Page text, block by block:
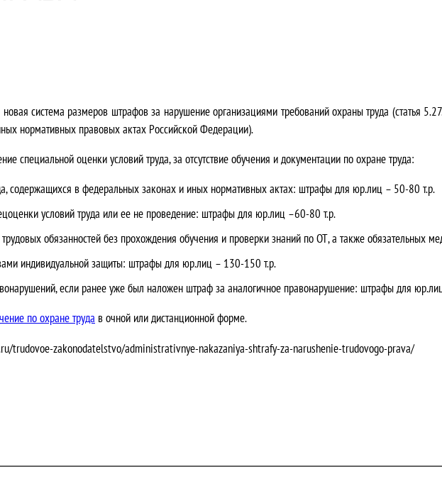
система размеров штрафов за нарушение организациями требований охраны труда (статья
нормативных правовых актах Российской Федерации).
специальной оценки условий труда, за отсутствие обучения и документации по охране труда:
содержащихся в федеральных законах и иных нормативных актах: штрафы для юр.лиц – 50-80 т.р.
условий труда или ее не проведение: штрафы для юр.лиц –60-80 т.р.
обязанностей без прохождения обучения и проверки знаний по ОТ, а также обязательных
индивидуальной защиты: штрафы для юр.лиц – 130-150 т.р.
если ранее уже был наложен штраф за аналогичное правонарушение: штрафы для
по охране труда в очной или дистанционной форме.
trudovoe-zakonodatelstvo/administrativnye-nakazaniya-shtrafy-za-narushenie-trudovogo-prava/